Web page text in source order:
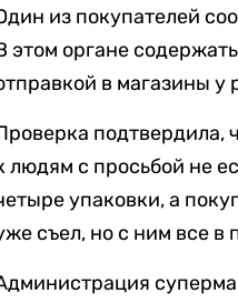
из покупателей
этом органе
в магазины
подтвердила,
людям с просьбой не
упаковки, а
съел, но с ним все в